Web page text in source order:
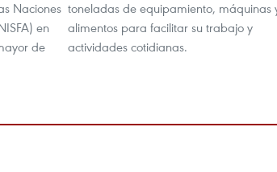
Naciones
en
de
toneladas de equipamiento, máquinas
alimentos para facilitar su trabajo y
actividades cotidianas.